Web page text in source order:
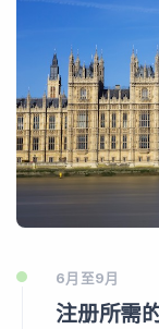
6月至9月
注册所需